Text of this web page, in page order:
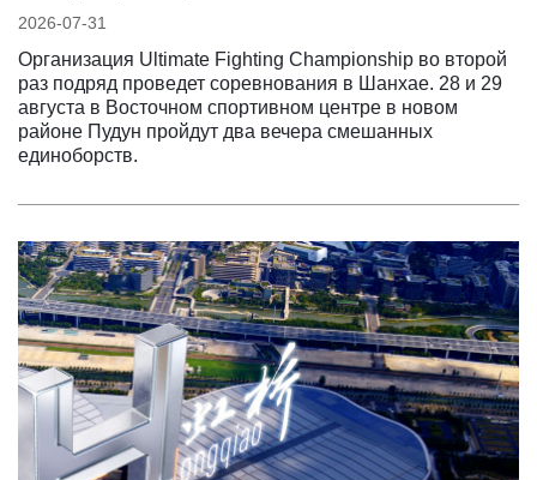
2026-07-31
Организация Ultimate Fighting Championship во второй
раз подряд проведет соревнования в Шанхае. 28 и 29
августа в Восточном спортивном центре в новом
районе Пудун пройдут два вечера смешанных
единоборств.